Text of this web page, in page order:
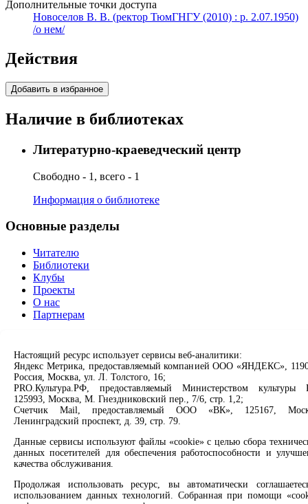
Дополнительные точки доступа
Новоселов В. В. (ректор ТюмГНГУ (2010) : р. 2.07.1950)
/о нем/
Действия
Добавить в избранное
Наличие в библиотеках
Литературно-краеведческий центр
Свободно - 1, всего - 1
Информация о библиотеке
Основные разделы
Читателю
Библиотеки
Клубы
Проекты
О нас
Партнерам
Продлить книгу
Спроси библиотекаря
Спроси краеведа
Оцените качество услуг
Направить обращение директору
Соцсети
Вконтакте
Одноклассники
Max
Настоящий ресурс использует сервисы веб-аналитики:
Яндекс Метрика, предоставляемый компанией ООО «ЯНДЕКС»,
Россия, Москва, ул. Л. Толстого, 16;
PRO.Культура.РФ, предоставляемый Министерством культуры
125993, Москва, М. Гнездниковский пер., 7/6, стр. 1,2;
Счетчик Mail, предоставляемый ООО «ВК», 125167,
Ленинградский проспект, д. 39, стр. 79.
Данные сервисы используют файлы «cookie» с целью сбора
данных посетителей для обеспечения работоспособности и
качества обслуживания.
Продолжая использовать ресурс, вы автоматически
использованием данных технологий. Собранная при помощи